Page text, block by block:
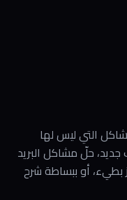
التي ليس لها
جديد، حلّ مشاكل البريد
بطيء، أو ببساطة شرح